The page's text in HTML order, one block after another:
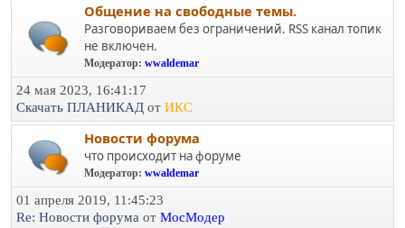
Общение на свободные темы.
Разговориваем без ограничений. RSS канал топик
не включен.
Модератор: wwaldemar
24 мая 2023, 16:41:17
Скачать ПЛАНИКАД от ИКС
Новости форума
что происходит на форуме
Модератор: wwaldemar
01 апреля 2019, 11:45:23
Re: Новости форума от МосМодер